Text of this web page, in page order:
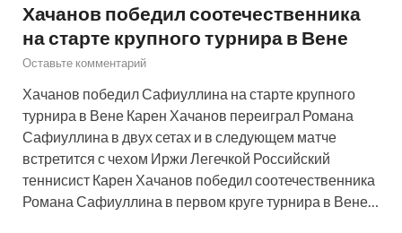
Хачанов победил соотечественника
на старте крупного турнира в Вене
Оставьте комментарий
Хачанов победил Сафиуллина на старте крупного
турнира в Вене Карен Хачанов переиграл Романа
Сафиуллина в двух сетах и в следующем матче
встретится с чехом Иржи Легечкой Российский
теннисист Карен Хачанов победил соотечественника
Романа Сафиуллина в первом круге турнира в Вене…